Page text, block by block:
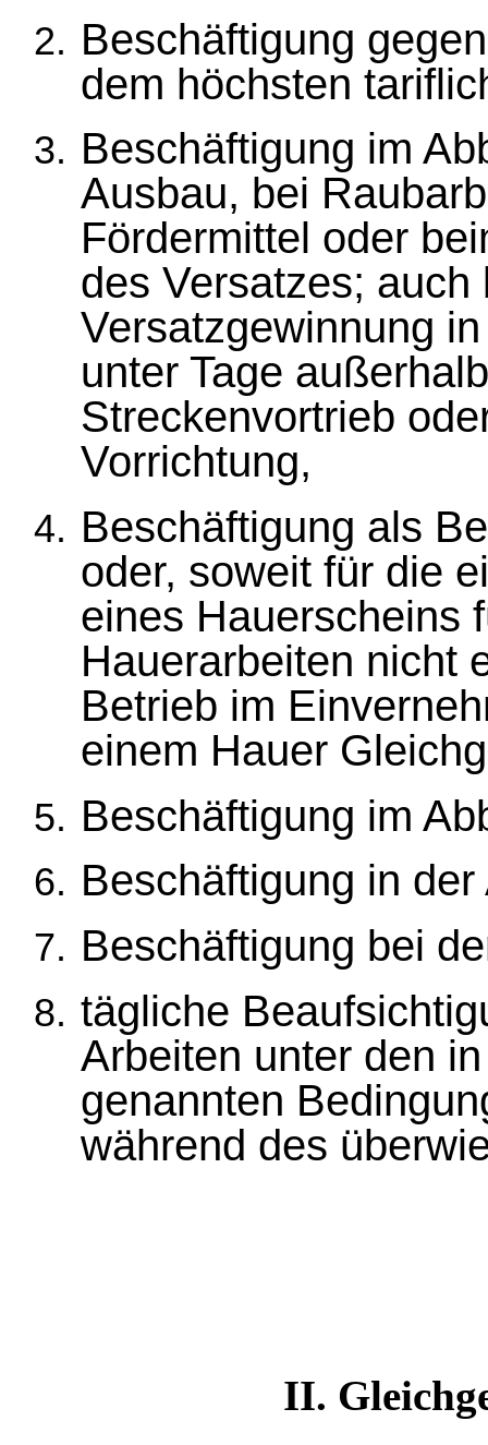
Beschäftigung
dem höchsten
Beschäftigung im
Ausbau, bei
Fördermittel oder
des Versatzes;
Versatzgewinnung
unter Tage
Streckenvortrieb
Vorrichtung,
Beschäftigung als
oder, soweit für die
eines Hauerscheins
Hauerarbeiten nicht
Betrieb im
einem Hauer
Beschäftigung im
Beschäftigung in
Beschäftigung bei
tägliche
Arbeiten unter den
genannten
während des
II.